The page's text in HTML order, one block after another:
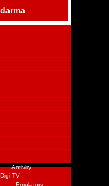
Antiviry
Digi TV
Emulátory